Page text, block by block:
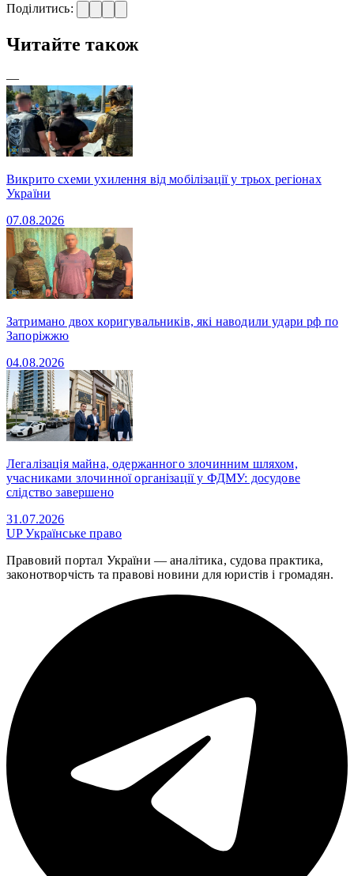
Поділитись:
Читайте також
—
Викрито схеми ухилення від мобілізації у трьох регіонах
України
07.08.2026
Затримано двох коригувальників, які наводили удари рф по
Запоріжжю
04.08.2026
Легалізація майна, одержанного злочинним шляхом,
учасниками злочинної організації у ФДМУ: досудове
слідство завершено
31.07.2026
UPУкраїнське право
Правовий портал України — аналітика, судова практика,
законотворчість та правові новини для юристів і громадян.